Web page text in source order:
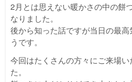
2月とは思えない暖かさの中の餅
なりました。
後から知った話ですが当日の最
うです。
今回はたくさんの方々にご来場
た。